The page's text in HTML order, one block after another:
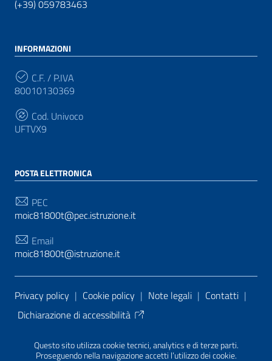
Questo sito utilizza cookie tecnici, analytics e di terze parti.
Proseguendo nella navigazione accetti l’utilizzo dei cookie.
(+39) 059783463
INFORMAZIONI
C.F. / P.IVA
80010130369
Cod. Univoco
UFTVX9
POSTA ELETTRONICA
PEC
moic81800t@pec.istruzione.it
Email
moic81800t@istruzione.it
Sezione Link Utili
Privacy policy | Cookie policy | Note legali | Contatti |
Dichiarazione di accessibilità
PA di AgID
| Realizzato con WordPress da